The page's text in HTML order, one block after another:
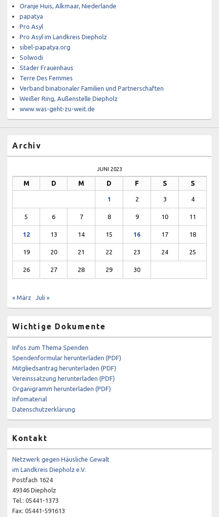
Oranje Huis, Alkmaar, Niederlande
papatya
Pro Asyl
Pro Asyl im Landkreis Diepholz
sibel-papatya.org
Solwodi
Stader Frauenhaus
Terre Des Femmes
Verband binationaler Familien und Partnerschaften
Weißer Ring, Außenstelle Diepholz
www.was-geht-zu-weit.de
Archiv
JUNI 2023
M D M D F S S
1 2 3 4
5 6 7 8 9 10 11
12 13 14 15 16 17 18
19 20 21 22 23 24 25
26 27 28 29 30
« März Juli »
Wichtige Dokumente
Infos zum Thema Spenden
Spendenformular herunterladen (PDF)
Mitgliedsantrag herunterladen (PDF)
Vereinssatzung herunterladen (PDF)
Organigramm herunterladen (PDF)
Infomaterial
Datenschutzerklärung
Kontakt
Netzwerk gegen Häusliche Gewalt
im Landkreis Diepholz e.V.
Postfach 1624
49346 Diepholz
Tel.: 05441-1373
Fax: 05441-591613